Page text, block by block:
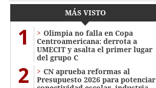
MÁS VISTO
1
Olimpia no falla en Copa
Centroamericana: derrota a
UMECIT y asalta el primer lugar
del grupo C
2
CN aprueba reformas al
Presupuesto 2026 para potenciar